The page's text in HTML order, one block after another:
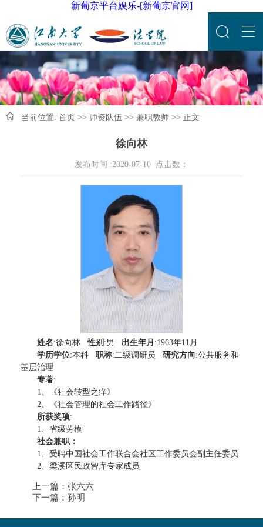
新葡京平台娱乐-[新葡京官网]
当前位置: 首页 >> 师资队伍 >> 兼职教师 >> 正文
徐向林
发布时间 :2020-07-10 点击数：
姓名:徐向林性别 :男 出生年月 :1963年11月
学历学位:本科 职称:二级调研员 研究方向:公共服务和
基层治理
专著:
1、《社会转型之痒》
2、《社会管理的社会工作路径》
所获奖项:
1、省级劳模
社会兼职：
1、受聘中国社会工作联合会社区工作委员会副主任委员
2、梁溪区民政智库专家成员
上一篇： 张六六
下一篇： 孙明